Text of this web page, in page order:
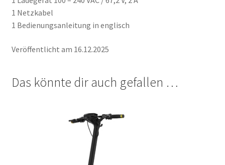
1 Netzkabel
1 Bedienungsanleitung in englisch
Veröffentlicht am 16.12.2025
Das könnte dir auch gefallen …